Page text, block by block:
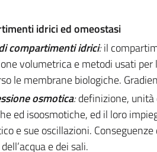
idrici ed omeostasi
compartimenti idrici:il
volumetrica e metodi usati
le membrane biologiche.
osmotica:definizione,
ed isoosmotiche, ed il loro
e sue oscillazioni.
e dei sali.